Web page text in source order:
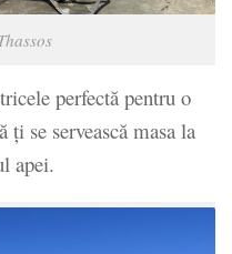
perfectă pentru o
se servească masa la
apei.